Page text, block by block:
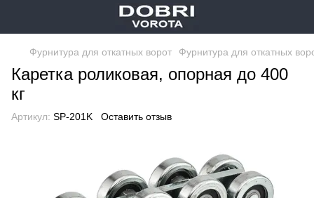
Фурнитура для откатных ворот Фурнитура для откатных
Каретка роликовая, опорная до 400
кг
Артикул: SP-201K Оставить отзыв